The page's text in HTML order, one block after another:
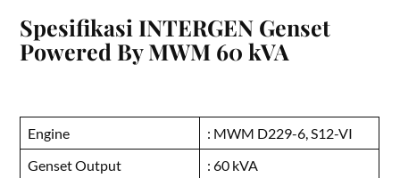
Spesifikasi INTERGEN Genset
Powered By MWM 60 kVA
Engine
: MWM D229-6, S12-VI
Genset Output
: 60 kVA